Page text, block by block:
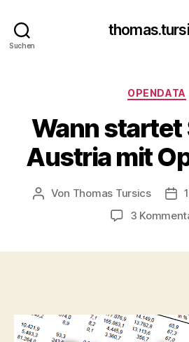
Suchen
OPENDATA
Wann
Austria mit
Beitragsautor
Von Thomas Tursics
3